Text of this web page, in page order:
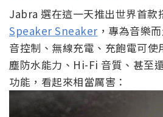
Jabra 選在這一天推出世界首款
Speaker Sneaker ，專為音樂
音控制、無線充電、充飽電可使
塵防水能力、Hi-Fi 音質、甚至
功能，看起來相當厲害：